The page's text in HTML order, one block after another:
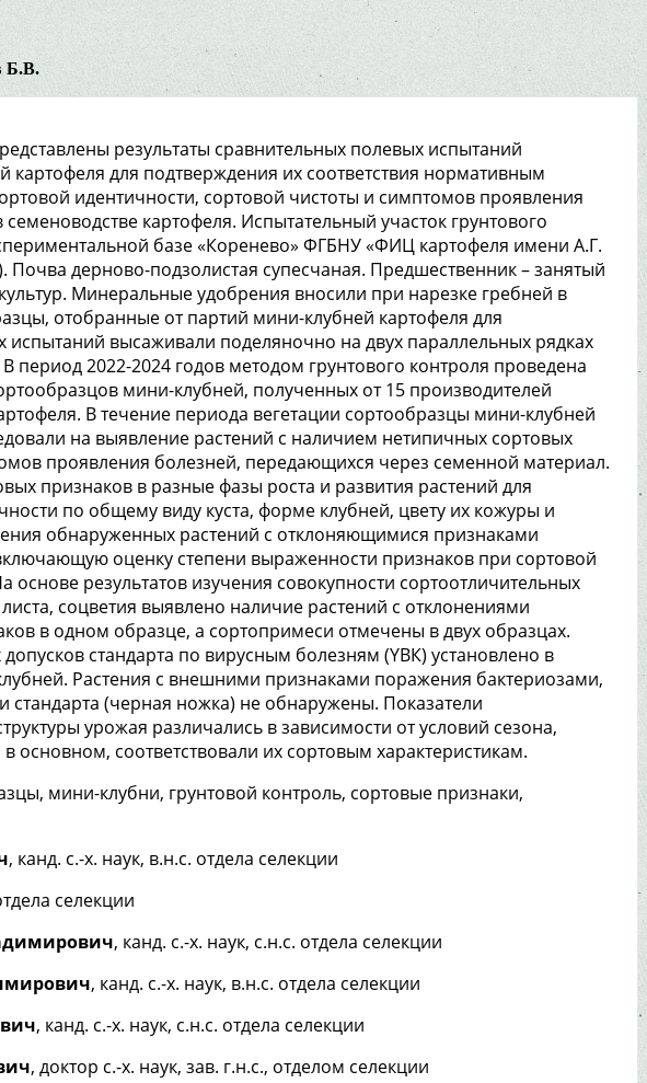
Б.В.
результаты сравнительных полевых испытаний
картофеля для подтверждения их соответствия нормативным
идентичности, сортовой чистоты и симптомов проявления
картофеля. Испытательный участок грунтового
базе «Коренево» ФГБНУ «ФИЦ картофеля имени А.Г.
Почва дерново-подзолистая супесчаная. Предшественник – занятый
Минеральные удобрения вносили при нарезке гребней в
отобранные от партий мини-клубней картофеля для
высаживали поделяночно на двух параллельных рядках
период 2022-2024 годов методом грунтового контроля проведена
мини-клубней, полученных от 15 производителей
В течение периода вегетации сортообразцы мини-клубней
на выявление растений с наличием нетипичных сортовых
проявления болезней, передающихся через семенной материал.
признаков в разные фазы роста и развития растений для
по общему виду куста, форме клубней, цвету их кожуры и
обнаруженных растений с отклоняющимися признаками
оценку степени выраженности признаков при сортовой
основе результатов изучения совокупности сортоотличительных
соцветия выявлено наличие растений с отклонениями
в одном образце, а сортопримеси отмечены в двух образцах.
стандарта по вирусным болезням (YВК) установлено в
Растения с внешними признаками поражения бактериозами,
(черная ножка) не обнаружены. Показатели
урожая различались в зависимости от условий сезона,
основном, соответствовали их сортовым характеристикам.
мини-клубни, грунтовой контроль, сортовые признаки,
, канд. с.-х. наук, в.н.с. отдела селекции
селекции
, канд. с.-х. наук, с.н.с. отдела селекции
, канд. с.-х. наук, в.н.с. отдела селекции
, канд. с.-х. наук, с.н.с. отдела селекции
, доктор с.-х. наук, зав. г.н.с., отделом селекции